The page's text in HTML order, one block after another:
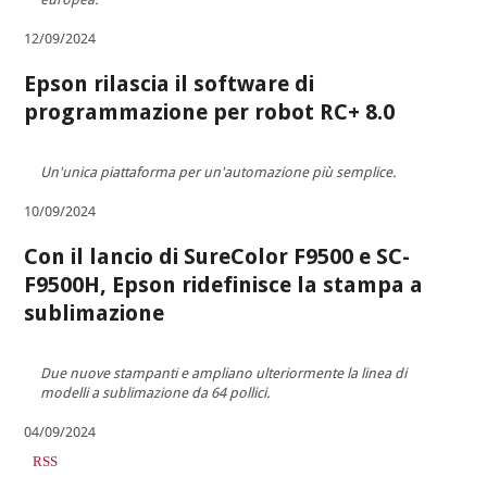
12/09/2024
Epson rilascia il software di
programmazione per robot RC+ 8.0
Un'unica piattaforma per un'automazione più semplice.
10/09/2024
Con il lancio di SureColor F9500 e SC-
F9500H, Epson ridefinisce la stampa a
sublimazione
Due nuove stampanti e ampliano ulteriormente la linea di
modelli a sublimazione da 64 pollici.
04/09/2024
RSS